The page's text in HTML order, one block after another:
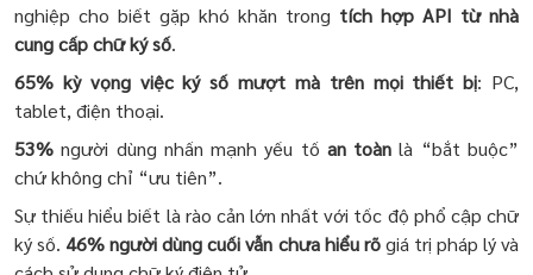
nghiệp cho biết gặp khó khăn trong tích hợp API từ nhà
cung cấp chữ ký số.
65% kỳ vọng việc ký số mượt mà trên mọi thiết bị: PC,
tablet, điện thoại.
53% người dùng nhấn mạnh yếu tố an toàn là “bắt buộc”
chứ không chỉ “ưu tiên”.
Sự thiếu hiểu biết là rào cản lớn nhất với tốc độ phổ cập chữ
ký số. 46% người dùng cuối vẫn chưa hiểu rõgiá trị pháp lý và